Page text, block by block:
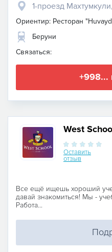
1-проезд
Ориентир: Ресторан
Беруни
Связаться:
+998...
West
Оставить
отзыв
Все ещё ищешь хороший
давай знакомиться! Мы -
Работа...